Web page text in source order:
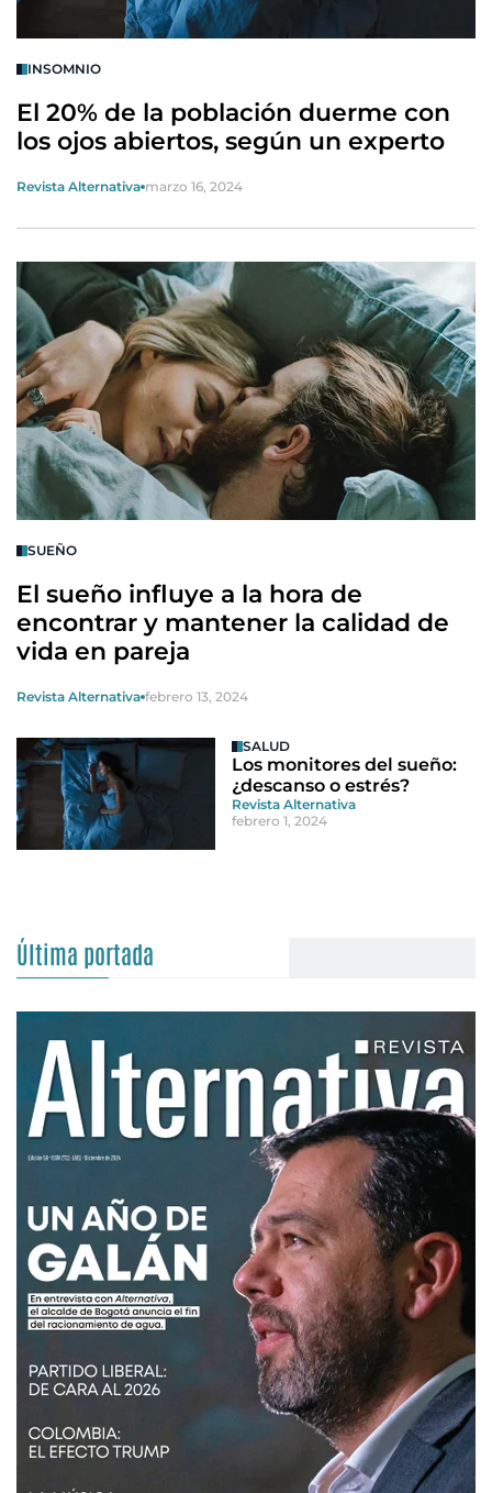
INSOMNIO
El 20% de la población duerme con
los ojos abiertos, según un experto
Revista Alternativa marzo 16, 2024
SUEÑO
El sueño influye a la hora de
encontrar y mantener la calidad de
vida en pareja
Revista Alternativa febrero 13, 2024
SALUD
Los monitores del sueño:
¿descanso o estrés?
Revista Alternativa
febrero 1, 2024
Última portada